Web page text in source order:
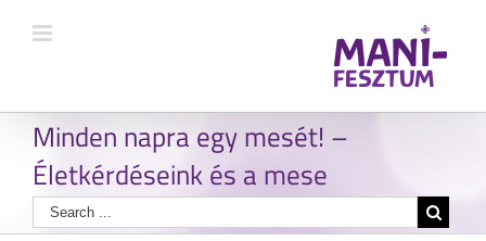
Minden napra egy mesét! –
Életkérdéseink és a mese